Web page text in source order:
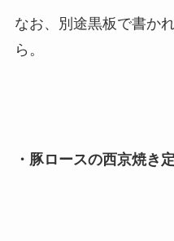
なお、別途黒板で書か
ら。
・豚ロースの西京焼き